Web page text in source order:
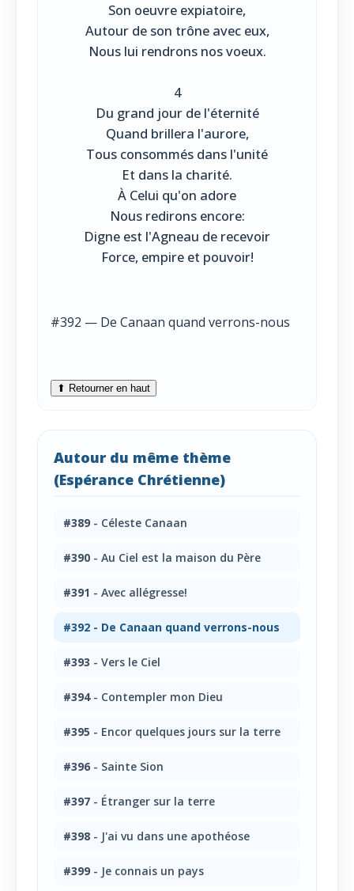
Son oeuvre expiatoire,
Autour de son trône avec eux,
Nous lui rendrons nos voeux.
4
Du grand jour de l'éternité
Quand brillera l'aurore,
Tous consommés dans l'unité
Et dans la charité.
À Celui qu'on adore
Nous redirons encore:
Digne est l'Agneau de recevoir
Force, empire et pouvoir!
#392 — De Canaan quand verrons-nous
⬆ Retourner en haut
Autour du même thème
(Espérance Chrétienne)
#389 - Céleste Canaan
#390 - Au Ciel est la maison du Père
#391 - Avec allégresse!
#392 - De Canaan quand verrons-nous
#393 - Vers le Ciel
#394- Contempler mon Dieu
#395 - Encor quelques jours sur la terre
#396 - Sainte Sion
#397 - Étranger sur la terre
#398 - J'ai vu dans une apothéose
#399 - Je connais un pays